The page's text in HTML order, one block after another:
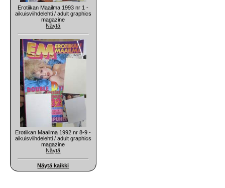
Erotiikan Maailma 1993 nr 1 -
aikuisviihdelehti / adult graphics
magazine
Näytä
Erotiikan Maailma 1992 nr 8-9 -
aikuisviihdelehti / adult graphics
magazine
Näytä
Näytä kaikki